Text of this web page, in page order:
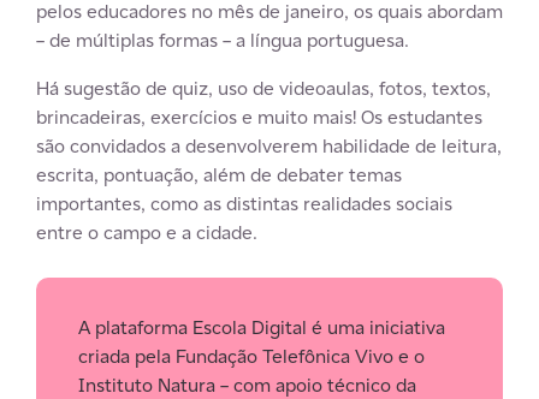
pelos educadores no mês de janeiro, os quais abordam
– de múltiplas formas – a língua portuguesa.
Há sugestão de quiz, uso de videoaulas, fotos, textos,
brincadeiras, exercícios e muito mais! Os estudantes
são convidados a desenvolverem habilidade de leitura,
escrita, pontuação, além de debater temas
importantes, como as distintas realidades sociais
entre o campo e a cidade.
A plataforma Escola Digital é uma iniciativa
criada pela Fundação Telefônica Vivo e o
Instituto Natura – com apoio técnico da